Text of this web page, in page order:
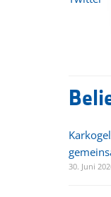
30. Juni